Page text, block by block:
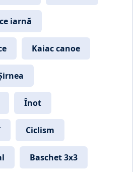
iarnă
Kaiac canoe
Înot
Ciclism
Baschet 3x3